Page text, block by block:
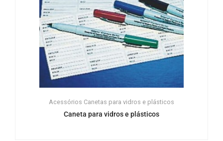
Acessórios Canetas para vidros e plásticos
Caneta para vidros e plásticos